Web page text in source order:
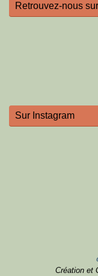
Retrouvez-nous
Sur Instagram
Création et